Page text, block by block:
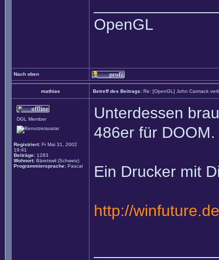
OpenGL
Nach oben
mathias Betreff des Beitrags: Re: [OpenGL] John Carmack
DGL Member
Registriert: Fr Mai 31, 2002
19:41
Beiträge: 1283
Wohnort: Bäretswil (Schweiz)
Programmiersprache: Pascal
Unterdessen
486er für DOOM.
Ein Drucker mit
http://